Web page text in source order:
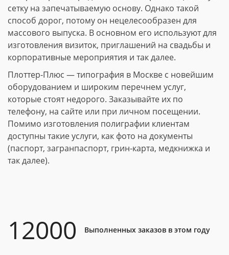
сетку на запечатываемую основу. Однако такой
способ дорог, потому он нецелесообразен для
массового выпуска. В основном его используют для
изготовления визиток, приглашений на свадьбы и
корпоративные мероприятия и так далее.
Плоттер-Плюс — типография в Москве с новейшим
оборудованием и широким перечнем услуг,
которые стоят недорого. Заказывайте их по
телефону, на сайте или при личном посещении.
Помимо изготовления полиграфии клиентам
доступны такие услуги, как фото на документы
(паспорт, загранпаспорт, грин-карта, медкнижка и
так далее).
12000 Выполненных заказов в этом году